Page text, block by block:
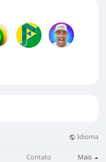
Idioma
Contato Mais